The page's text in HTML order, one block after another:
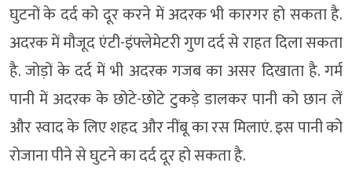
घुटनों के दर्द को दूर करने में अदरक भी कारगर हो सकता है.
अदरक में मौजूद एंटी-इंफ्लेमेटरी गुण दर्द से राहत दिला सकता
है. जोड़ों के दर्द में भी अदरक गजब का असर दिखाता है. गर्म
पानी में अदरक के छोटे-छोटे टुकड़े डालकर पानी को छान लें
और स्वाद के लिए शहद और नींबू का रस मिलाएं. इस पानी को
रोजाना पीने से घुटने का दर्द दूर हो सकता है.